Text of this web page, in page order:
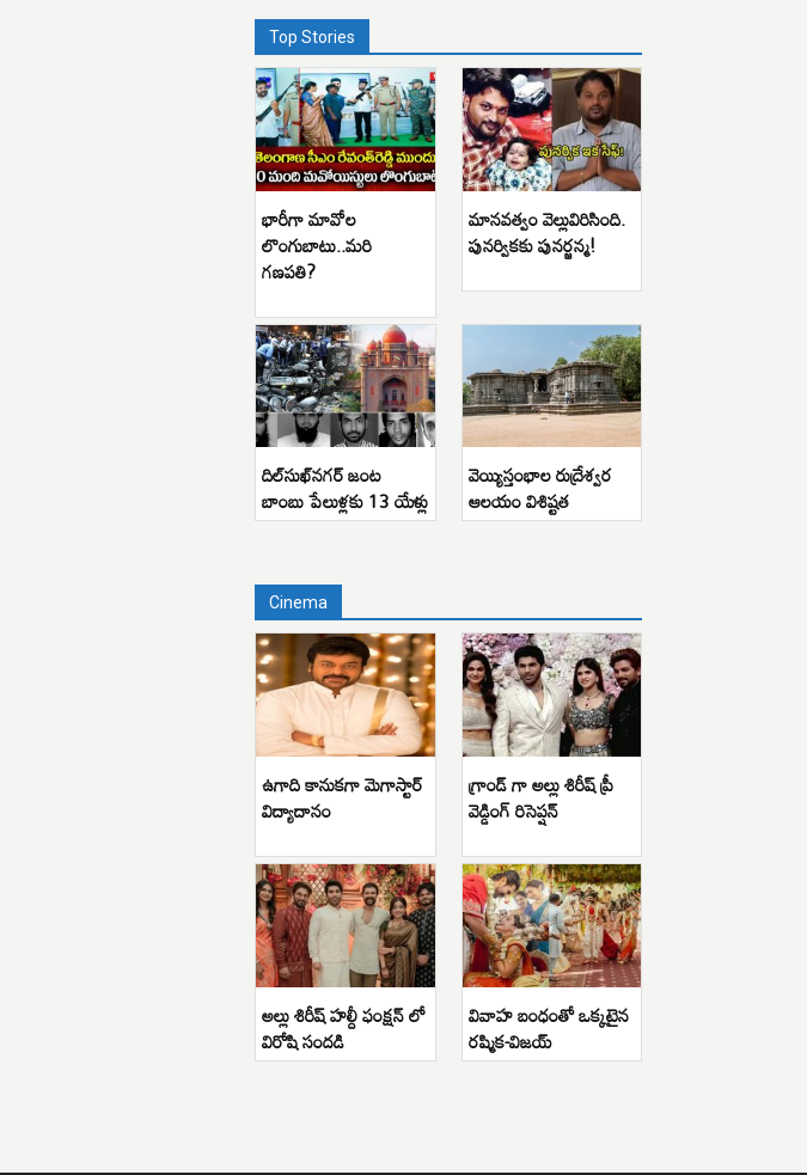
Top Stories
భారీగా మావోల
లొంగుబాటు..మరి
గణపతి?
మానవత్వం వెల్లువిరిసింది.
పునర్వికకు పునర్జన్మ!
దిల్‌సుఖ్‌నగర్ జంట
బాంబు పేలుళ్లకు 13 యేళ్లు
వెయ్యిస్తంభాల రుద్రేశ్వర
ఆలయం విశిష్టత
Cinema
ఉగాది కానుకగా మెగాస్టార్
విద్యాదానం
గ్రాండ్ గా అల్లు శిరీష్ ప్రీ
వెడ్డింగ్ రిసెప్షన్
అల్లు శిరీష్ హల్దీ ఫంక్షన్ లో
విరోషి సందడి
వివాహ బంధంతో ఒక్కటైన
రష్మిక-విజయ్